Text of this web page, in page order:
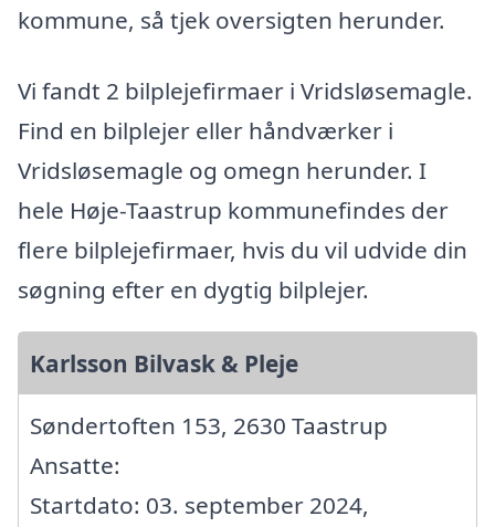
kommune, så tjek oversigten herunder.
Vi fandt 2 bilplejefirmaer i Vridsløsemagle.
Find en bilplejer eller håndværker i
Vridsløsemagle og omegn herunder. I
hele Høje-Taastrup kommunefindes der
flere bilplejefirmaer, hvis du vil udvide din
søgning efter en dygtig bilplejer.
Karlsson Bilvask & Pleje
Søndertoften 153, 2630 Taastrup
Ansatte:
Startdato: 03. september 2024,